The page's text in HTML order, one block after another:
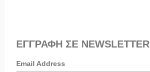
ΕΓΓΡΑΦΗ ΣΕ NEWSLETTER
Email Address